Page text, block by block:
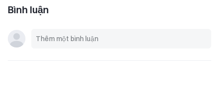
Bình luận